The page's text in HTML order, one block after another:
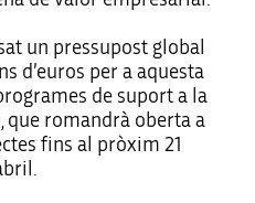
un pressupost global
d’euros per a aquesta
de suport a la
que romandrà oberta a
fins al pròxim 21